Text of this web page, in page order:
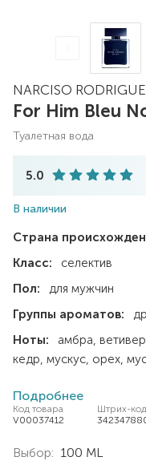
NARCISO
For Him Bleu
туалетная вода
5.0
В наличии
Страна
Класс:
селектив
Пол:
для мужчин
Группы ароматов:
Ноты:
амбра
кедр мускус орех
Подробнее
Код товара
V00037412
Штрих-код
Выбор: 100 ML